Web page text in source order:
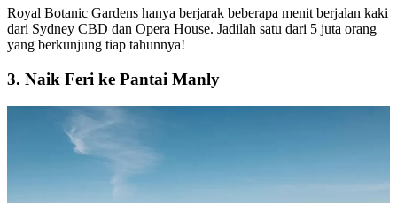
Royal Botanic Gardens hanya berjarak beberapa menit berjalan kaki
dari Sydney CBD dan Opera House. Jadilah satu dari 5 juta orang
yang berkunjung tiap tahunnya!
3. Naik Feri ke Pantai Manly